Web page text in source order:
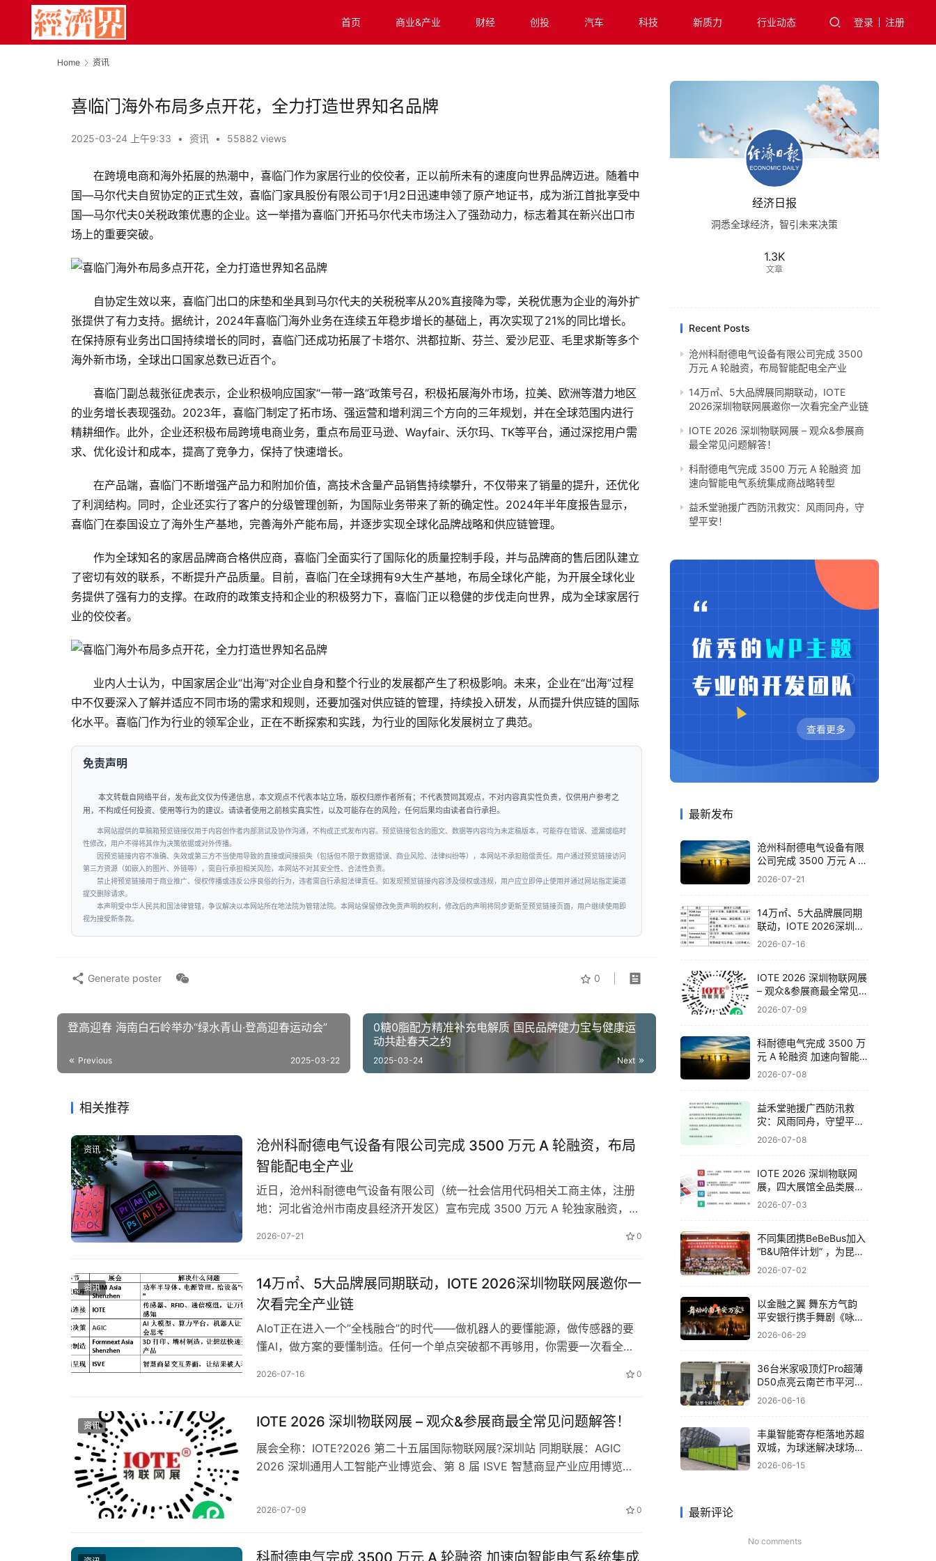
首页 商业&产业 财经 创投 汽车 科技 新质力 行业动态 登录 注册
Home 资讯
喜临门海外布局多点开花，全力打造世界知名品牌
2025-03-24 上午9:33 • 资讯 • 55882 views
在跨境电商和海外拓展的热潮中，喜临门作为家居行业的佼佼者，正以前所未有的速度向世界品牌迈进。随着中
国—马尔代夫自贸协定的正式生效，喜临门家具股份有限公司于1月2日迅速申领了原产地证书，成为浙江首批享受中
国—马尔代夫0关税政策优惠的企业。这一举措为喜临门开拓马尔代夫市场注入了强劲动力，标志着其在新兴出口市
场上的重要突破。
自协定生效以来，喜临门出口的床垫和坐具到马尔代夫的关税税率从20%直接降为零，关税优惠为企业的海外扩
张提供了有力支持。据统计，2024年喜临门海外业务在连续五年稳步增长的基础上，再次实现了21%的同比增长。
在保持原有业务出口国持续增长的同时，喜临门还成功拓展了卡塔尔、洪都拉斯、芬兰、爱沙尼亚、毛里求斯等多个
海外新市场，全球出口国家总数已近百个。
喜临门副总裁张征虎表示，企业积极响应国家“一带一路”政策号召，积极拓展海外市场，拉美、欧洲等潜力地区
的业务增长表现强劲。2023年，喜临门制定了拓市场、强运营和增利润三个方向的三年规划，并在全球范围内进行
精耕细作。此外，企业还积极布局跨境电商业务，重点布局亚马逊、Wayfair、沃尔玛、TK等平台，通过深挖用户需
求、优化设计和成本，提高了竞争力，保持了快速增长。
在产品端，喜临门不断增强产品力和附加价值，高技术含量产品销售持续攀升，不仅带来了销量的提升，还优化
了利润结构。同时，企业还实行了客户的分级管理创新，为国际业务带来了新的确定性。2024年半年度报告显示，
喜临门在泰国设立了海外生产基地，完善海外产能布局，并逐步实现全球化品牌战略和供应链管理。
作为全球知名的家居品牌商合格供应商，喜临门全面实行了国际化的质量控制手段，并与品牌商的售后团队建立
了密切有效的联系，不断提升产品质量。目前，喜临门在全球拥有9大生产基地，布局全球化产能，为开展全球化业
务提供了强有力的支撑。在政府的政策支持和企业的积极努力下，喜临门正以稳健的步伐走向世界，成为全球家居行
业的佼佼者。
业内人士认为，中国家居企业“出海”对企业自身和整个行业的发展都产生了积极影响。未来，企业在“出海”过程
中不仅要深入了解并适应不同市场的需求和规则，还要加强对供应链的管理，持续投入研发，从而提升供应链的国际
化水平。喜临门作为行业的领军企业，正在不断探索和实践，为行业的国际化发展树立了典范。
免责声明
本文转载自网络平台，发布此文仅为传递信息，本文观点不代表本站立场，版权归原作者所有；不代表赞同其观点，不对内容真实性负责，仅供用户参考之
用，不构成任何投资、使用等行为的建议。请读者使用之前核实真实性，以及可能存在的风险，任何后果均由读者自行承担。
本网站提供的草稿箱预览链接仅用于内容创作者内部测试及协作沟通，不构成正式发布内容。预览链接包含的图文、数据等内容均为未定稿版本，可能存在错误、遗漏或临时
性修改，用户不得将其作为决策依据或对外传播。
因预览链接内容不准确、失效或第三方不当使用导致的直接或间接损失（包括但不限于数据错误、商业风险、法律纠纷等），本网站不承担赔偿责任。用户通过预览链接访问
第三方资源（如嵌入的图片、外链等），需自行承担相关风险，本网站不对其安全性、合法性负责。
禁止将预览链接用于商业推广、侵权传播或违反公序良俗的行为，违者需自行承担法律责任。如发现预览链接内容涉及侵权或违规，用户应立即停止使用并通过网站指定渠道
提交删除请求。
本声明受中华人民共和国法律管辖，争议解决以本网站所在地法院为管辖法院。本网站保留修改免责声明的权利，修改后的声明将同步更新至预览链接页面，用户继续使用即
视为接受新条款。
0
Generate poster
登高迎春 海南白石岭举办“绿水青山·登高迎春运动会”
Previous 2025-03-22
0糖0脂配方精准补充电解质 国民品牌健力宝与健康运
动共赴春天之约
Next
2025-03-24
相关推荐
资讯
沧州科耐德电气设备有限公司完成 3500 万元 A 轮融资，布局
智能配电全产业
近日，沧州科耐德电气设备有限公司（统一社会信用代码相关工商主体，注册
地：河北省沧州市南皮县经济开发区）宣布完成 3500 万元 A 轮独家融资，本
智能产线升级、国内外市场拓展及电力运维服务体系搭建。 工商信息显示，沧
2026-07-21 0
资讯
14万㎡、5大品牌展同期联动，IOTE 2026深圳物联网展邀你一
次看完全产业链
AIoT正在进入一个”全栈融合”的时代——做机器人的要懂能源，做传感器的要
懂AI，做方案的要懂制造。任何一个单点突破都不再够用，你需要一次看全整
站，联合AGIC通用人工智能展、ISVE智慧商显展，以及法兰克福展览集团旗下
2026-07-16 0
资讯 IOTE 2026 深圳物联网展 – 观众&参展商最全常见问题解答！
展会全称：IOTE?2026 第二十五届国际物联网展?深圳站 同期联展：AGIC
2026 深圳通用人工智能产业博览会、第 8 届 ISVE 智慧商显产业应用博览会
新馆，9/10/11/12 四大展馆，8 万㎡展览面积） 展会规模：1000家+全球参展
2026-07-09 0
科耐德电气完成 3500 万元 A 轮融资 加速向智能电气系统集成
经济日报
洞悉全球经济，智引未来决策
1.3K
文章
Recent Posts
沧州科耐德电气设备有限公司完成 3500
万元 A 轮融资，布局智能配电全产业
14万㎡、5大品牌展同期联动，IOTE
2026深圳物联网展邀你一次看完全产业链
IOTE 2026 深圳物联网展 – 观众&参展商
最全常见问题解答！
科耐德电气完成 3500 万元 A 轮融资 加
速向智能电气系统集成商战略转型
​益禾堂驰援广西防汛救灾：风雨同舟，守
望平安！
最新发布
沧州科耐德电气设备有限
公司完成 3500 万元 A 轮
融资，布局智能配电全产
2026-07-21
14万㎡、5大品牌展同期
联动，IOTE 2026深圳物
联网展邀你一次看完全产
2026-07-16
IOTE 2026 深圳物联网展
– 观众&参展商最全常见问
题解答！
2026-07-09
科耐德电气完成 3500 万
元 A 轮融资 加速向智能
电气系统集成商战略转型
2026-07-08
​益禾堂驰援广西防汛救
灾：风雨同舟，守望平
安！
2026-07-08
IOTE 2026 深圳物联网
展，四大展馆全品类展品
与头部企业一览！
2026-07-03
不同集团携BeBeBus加入
“B&U陪伴计划” ，为昆明
孤残儿童送关爱
2026-07-02
以金融之翼 舞东方气韵
平安银行携手舞剧《咏
春》共筑非遗文化新体验
2026-06-29
36台米家吸顶灯Pro超薄
D50点亮云南芒市平河小
学，小米为大山孩子送去
2026-06-16
丰巢智能寄存柜落地苏超
双城，为球迷解决球场存
包难题
2026-06-15
最新评论
No comments